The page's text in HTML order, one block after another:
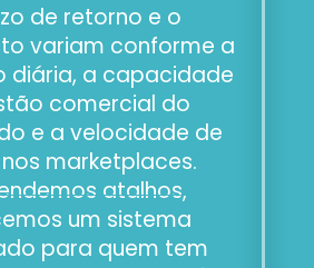
de retorno e o
variam conforme a
diária, a capacidade
comercial do
e a velocidade de
marketplaces.
atalhos,
um sistema
para quem tem